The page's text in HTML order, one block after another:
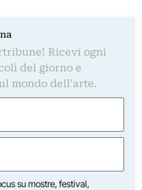
Ricevi ogni
del giorno e
mondo dell'arte.
su mostre, festival,